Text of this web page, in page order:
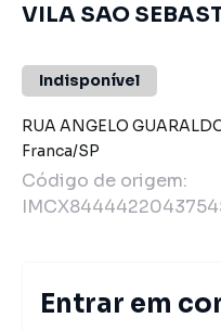
VILA SAO
Indisponível
RUA ANGELO
Franca/SP
Código de origem:
Entrar em